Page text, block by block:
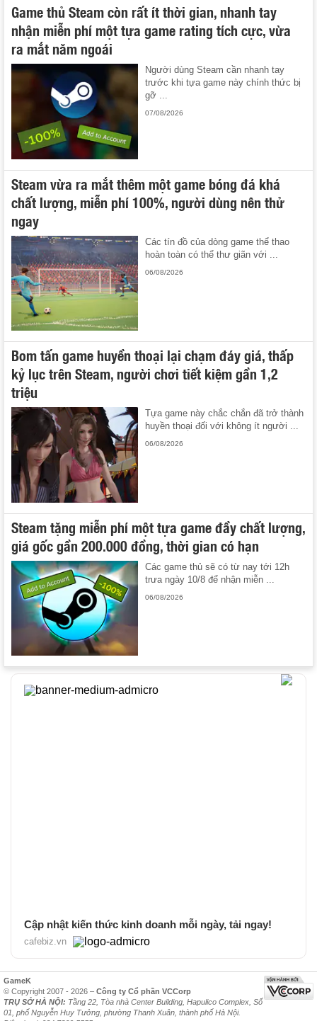
Game thủ Steam còn rất ít thời gian, nhanh tay
nhận miễn phí một tựa game rating tích cực, vừa
ra mắt năm ngoái
Người dùng Steam cần nhanh tay
trước khi tựa game này chính thức bị
gỡ ...
07/08/2026
Steam vừa ra mắt thêm một game bóng đá khá
chất lượng, miễn phí 100%, người dùng nên thử
ngay
Các tín đồ của dòng game thể thao
hoàn toàn có thể thư giãn với ...
06/08/2026
Bom tấn game huyền thoại lại chạm đáy giá, thấp
kỷ lục trên Steam, người chơi tiết kiệm gần 1,2
triệu
Tựa game này chắc chắn đã trở thành
huyền thoại đối với không ít người ...
06/08/2026
Steam tặng miễn phí một tựa game đầy chất lượng,
giá gốc gần 200.000 đồng, thời gian có hạn
Các game thủ sẽ có từ nay tới 12h
trưa ngày 10/8 để nhận miễn ...
06/08/2026
Cập nhật kiến thức kinh doanh mỗi ngày, tải ngay!
cafebiz.vn
GameK
© Copyright 2007 - 2026 – Công ty Cổ phần VCCorp
TRỤ SỞ HÀ NỘI: Tầng 22, Tòa nhà Center Building, Hapulico Complex, Số
01, phố Nguyễn Huy Tưởng, phường Thanh Xuân, thành phố Hà Nội.